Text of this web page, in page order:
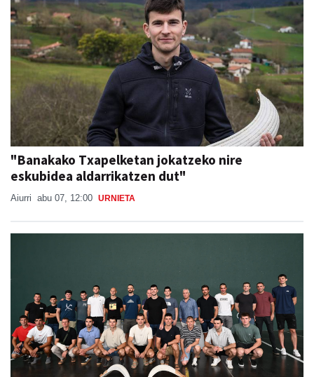
"Banakako Txapelketan jokatzeko nire
eskubidea aldarrikatzen dut"
Aiurri abu 07, 12:00 URNIETA